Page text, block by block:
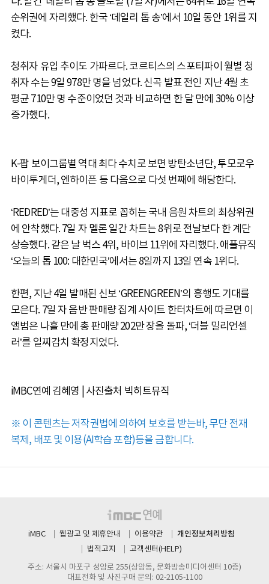
순위권에 자리했다. 한국 ‘데일리 톱 송’에서 10일 동안 1위를 지
켰다.
청취자 유입 추이도 가파르다. 코르티스의 스포티파이 월별 청
취자 수는 9일 978만 명을 넘었다. 신곡 발표 전인 지난 4월 초
평균 710만 명 수준이었던 것과 비교하면 한 달 만에 30% 이상
증가했다.
K-팝 보이그룹별 역대 최다 수치로 보면 방탄소년단, 투모로우
바이투게더, 엔하이픈 등 다음으로 다섯 번째에 해당한다.
‘REDRED’는 대중성 지표로 꼽히는 국내 음원 차트의 최상위권
에 안착했다. 7일 자 멜론 일간 차트는 8위로 전날보다 한 계단
상승했다. 같은 날 벅스 4위, 바이브 11위에 자리했다. 애플뮤직
‘오늘의 톱 100: 대한민국’에서는 8일까지 13일 연속 1위다.
한편, 지난 4일 발매된 신보 ‘GREENGREEN’의 흥행도 기대를
모은다. 7일 자 음반 판매량 집계 사이트 한터차트에 따르면 이
앨범은 나흘 만에 총 판매량 202만 장을 돌파, ‘더블 밀리언셀
러’를 일찌감치 확정지었다.
iMBC연예 김혜영 | 사진출처 빅히트뮤직
※ 이 콘텐츠는 저작권법에 의하여 보호를 받는바, 무단 전재
복제, 배포 및 이용(AI학습 포함)등을 금합니다.
iMBC 웹광고 및 제휴안내 이용약관 개인정보처리방침
법적고지
고객센터(HELP)
주소: 서울시 마포구 성암로 255(상암동, 문화방송미디어센터 10층)
대표전화 및 사진구매 문의: 02-2105-1100